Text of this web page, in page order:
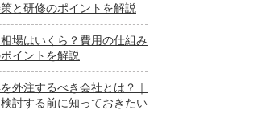
と研修のポイントを解説
場はいくら？費用の仕組み
イントを解説
外注するべき会社とは？｜
討する前に知っておきたい